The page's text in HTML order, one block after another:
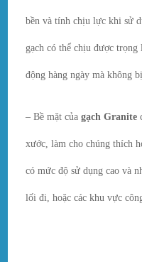
bền và tính chịu lực khi sử
gạch có thể chịu được
động hàng ngày mà không
– Bề mặt củagạch Granite
xước, làm cho chúng thích
có mức độ sử dụng cao và
lối đi, hoặc các khu vực